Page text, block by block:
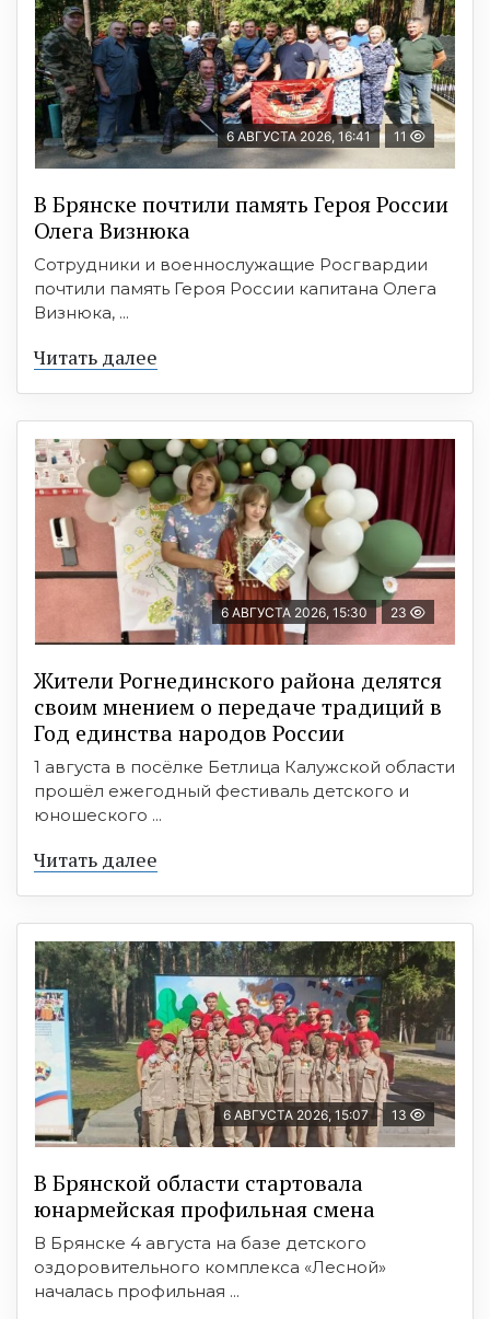
6 АВГУСТА 2026, 16:41 11
В Брянске почтили память Героя России
Олега Визнюка
Сотрудники и военнослужащие Росгвардии
почтили память Героя России капитана Олега
Визнюка, ...
Читать далее
6 АВГУСТА 2026, 15:30 23
Жители Рогнединского района делятся
своим мнением о передаче традиций в
Год единства народов России
1 августа в посёлке Бетлица Калужской области
прошёл ежегодный фестиваль детского и
юношеского ...
Читать далее
6 АВГУСТА 2026, 15:07 13
В Брянской области стартовала
юнармейская профильная смена
В Брянске 4 августа на базе детского
оздоровительного комплекса «Лесной»
началась профильная ...